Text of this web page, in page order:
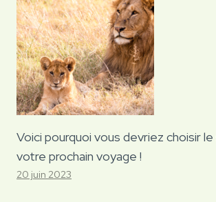
Voici pourquoi vous devriez choisir
votre prochain voyage !
20 juin 2023